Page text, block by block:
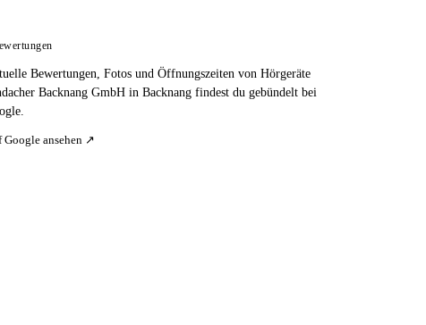
Bewertungen, Fotos und Öffnungszeiten von Hörgeräte
Backnang GmbH in Backnang findest du gebündelt bei
Google ansehen ↗